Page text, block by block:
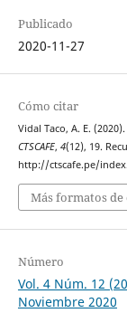
Publicado
2020-11-27
Cómo citar
Vidal Taco, A. E.
CTSCAFE, 4(12), 19.
http://ctscafe.pe/
Más formatos de
Número
Vol. 4 Núm. 12
Noviembre 2020